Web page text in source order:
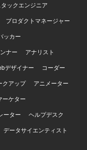
ックエンジニア
プロダクトマネージャー
ッカー
ナー
アナリスト
デザイナー
コーダー
クアップ
アニメーター
ーケター
ーター
ヘルプデスク
データサイエンティスト